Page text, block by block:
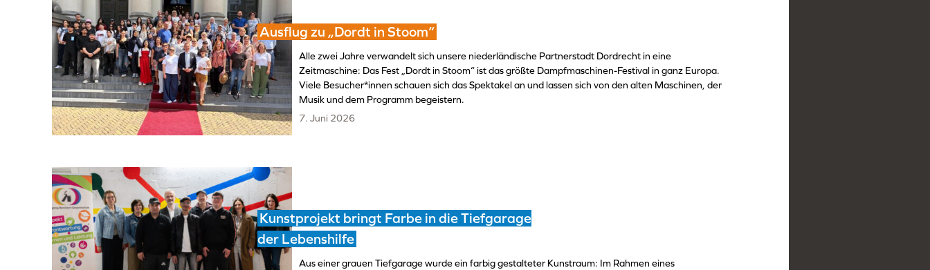
Ausflug zu „Dordt in Stoom“
Alle zwei Jahre verwandelt sich unsere niederländische Partnerstadt Dordrecht in eine
Zeitmaschine: Das Fest „Dordt in Stoom“ ist das größte Dampfmaschinen-Festival in ganz Europa.
Viele Besucher*innen schauen sich das Spektakel an und lassen sich von den alten Maschinen, der
Musik und dem Programm begeistern.
7. Juni 2026
Kunstprojekt bringt Farbe in die Tiefgarage
der Lebenshilfe
Aus einer grauen Tiefgarage wurde ein farbig gestalteter Kunstraum: Im Rahmen eines